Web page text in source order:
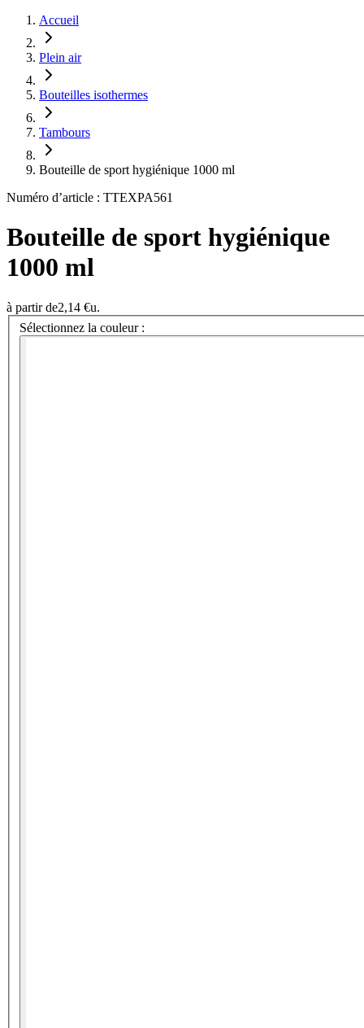
Accueil
Plein air
Bouteilles isothermes
Tambours
Bouteille de sport hygiénique 1000 ml
Numéro d’article : TTEXPA561
Bouteille de sport hygiénique
1000 ml
à partir de2,14 €u.
Sélectionnez la couleur :